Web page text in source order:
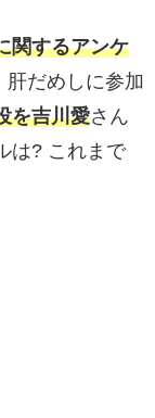
関するアンケ
だめしに参加
を吉川愛さん
は? これまで